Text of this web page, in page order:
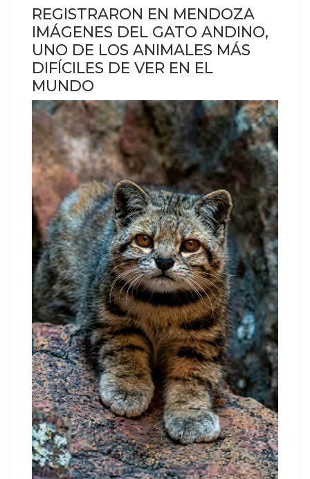
REGISTRARON EN MENDOZA
IMÁGENES DEL GATO ANDINO,
UNO DE LOS ANIMALES MÁS
DIFÍCILES DE VER EN EL
MUNDO